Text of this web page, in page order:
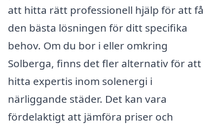
att hitta rätt professionell hjälp för att få
den bästa lösningen för ditt specifika
behov. Om du bor i eller omkring
Solberga, finns det fler alternativ för att
hitta expertis inom solenergi i
närliggande städer. Det kan vara
fördelaktigt att jämföra priser och